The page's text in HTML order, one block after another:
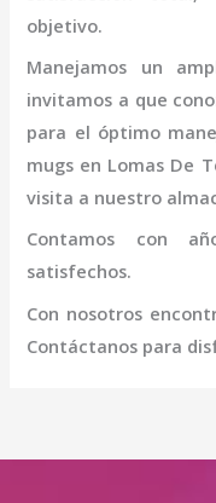
objetivo.
Manejamos un
invitamos a que
para el óptimo
mugs en Lomas De
visita a nuestro
Contamos con
satisfechos.
Con nosotros
Contáctanos para